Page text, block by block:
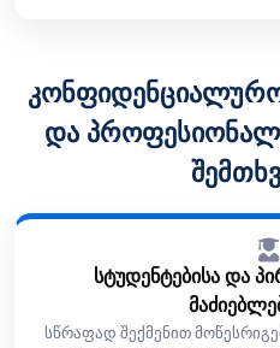
და
სტუდენტებისა და
სწრაფად შექმენით